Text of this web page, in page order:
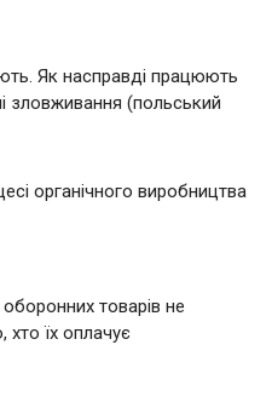
Як насправді працюють
зловживання (польський
органічного виробництва
товарів не
хто їх оплачує